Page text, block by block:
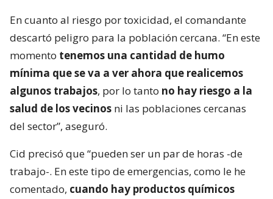
En cuanto al riesgo por toxicidad, el comandante
descartó peligro para la población cercana. “En este
momento tenemos una cantidad de humo
mínima que se va a ver ahora que realicemos
algunos trabajos, por lo tanto no hay riesgo a la
salud de los vecinos ni las poblaciones cercanas
del sector”, aseguró.
Cid precisó que “pueden ser un par de horas -de
trabajo-. En este tipo de emergencias, como le he
comentado, cuando hay productos químicos